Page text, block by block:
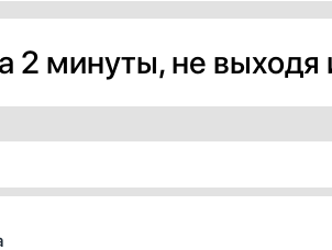
2 минуты, не выходя